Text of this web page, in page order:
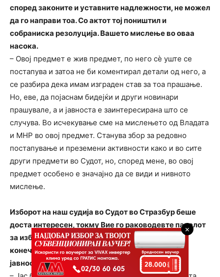
според законите и уставните надлежности, не можел
да го направи тоа. Со актот тој поништил и
собраниска резолуција. Вашето мислење во оваа
насока.
– Овој предмет е жив предмет, по него сѐ уште се
постапува и затоа не би коментирал детали од него, а
се разбира дека имам изграден став за тоа прашање.
Но, еве, да појаснам бидејќи и други новинари
прашувале, а и јавноста е заинтересирана што се
случува. Во исчекување сме на мислењето од Владата
и МНР во овој предмет. Станува збор за редовно
постапување и преземени активности како и во сите
други предмети во Судот, но, според мене, во овој
предмет особено е значајно да се види и нивното
мислење.
Изборот на наш судија во Судот во Стразбур беше
доста интересен, токму Вие го раководевте панелот
за избор. Дали, сепак, на крајот Стразбур го има
конечниот збор или тоа оди со преговори за кои
јавноста не е доволно информирана?
×